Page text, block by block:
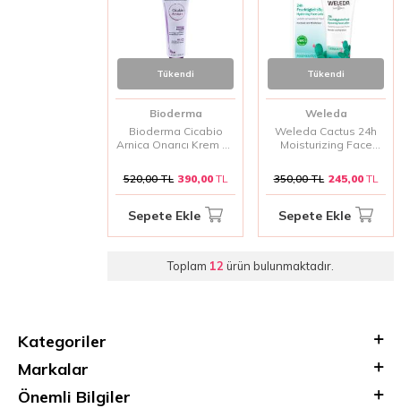
Tükendi
Bioderma
Bioderma Cicabio
Arnica Onarıcı Krem 40
520,00TL 390,00TL
Sepete Ekle
Tükendi
Weleda
Weleda Cactus 24h
Moisturizing Face
Losyonu
350,00TL 245,00TL
Sepete Ekle
Toplam 12 ürün bulunmaktadır.
Kategoriler
Markalar
Önemli Bilgiler